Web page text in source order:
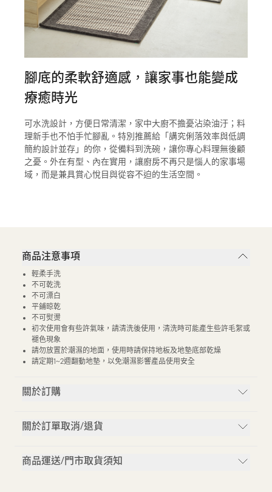
腳底的柔軟舒適感，讓家事也能變成
療癒時光
可水洗設計，方便日常清潔，家中大廚不擔憂沾染油汙；料
理新手也不怕手忙腳亂。特別推薦給「講究俐落效率與低調
簡約設計並存」的你，從備料到洗碗，讓你專心料理無後顧
之憂。外在有型、內在實用，讓廚房不再只是惱人的家事場
域，而是兼具賞心悅目與從容不迫的生活空間。
商品注意事項
輕柔手洗
不可乾洗
不可漂白
平鋪晾乾
不可熨燙
初次使用會有些許氣味，請清洗後使用，清洗時可能產生些許毛絮或
褪色現象
請勿放置於潮濕的地面，使用時請保持地板及地墊底部乾燥
請定期1~2週翻動地墊，以免潮濕影響產品使用安全
關於訂購
關於訂單取消/退貨
商品運送/門市取貨須知